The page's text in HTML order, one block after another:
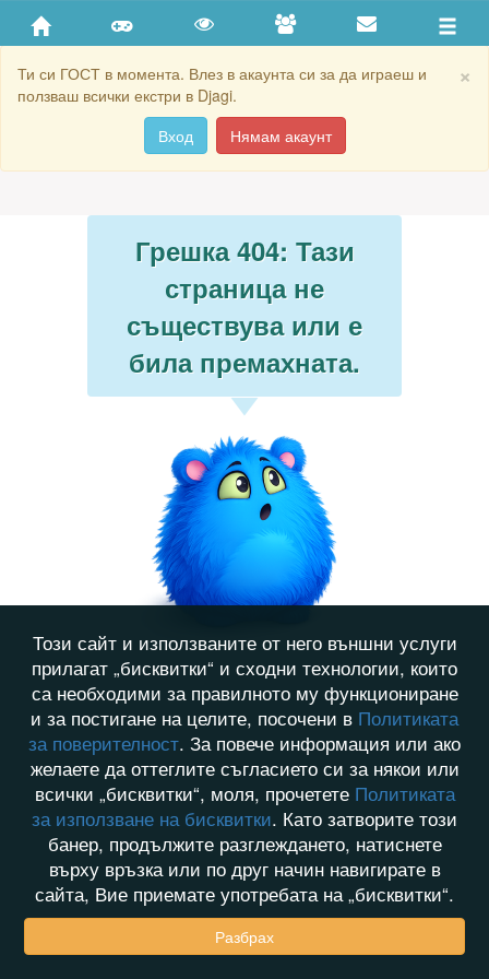
×
Ти си ГОСТ в момента. Влез в акаунта си за да играеш и
ползваш всички екстри в Djagi.
Вход
Нямам акаунт
Грешка 404: Тази
страница не
съществува или е
била премахната.
Този сайт и използваните от него външни услуги
прилагат „бисквитки“ и сходни технологии, които
са необходими за правилното му функциониране
и за постигане на целите, посочени в Политиката
за поверителност. За повече информация или ако
желаете да оттеглите съгласието си за някои или
всички „бисквитки“, моля, прочетете Политиката
за използване на бисквитки. Като затворите този
банер, продължите разглеждането, натиснете
върху връзка или по друг начин навигирате в
сайта, Вие приемате употребата на „бисквитки“.
Разбрах